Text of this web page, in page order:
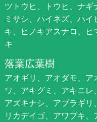
ツトウヒ、トウヒ、ナ
ミサシ、ハイネズ、ハ
キ、ヒノキアスナロ、
キ
落葉広葉樹
アオギリ、アオダモ、
ワ、アキグミ、アキニレ
アズキナシ、アブラギ
リカデイゴ、アワブキ